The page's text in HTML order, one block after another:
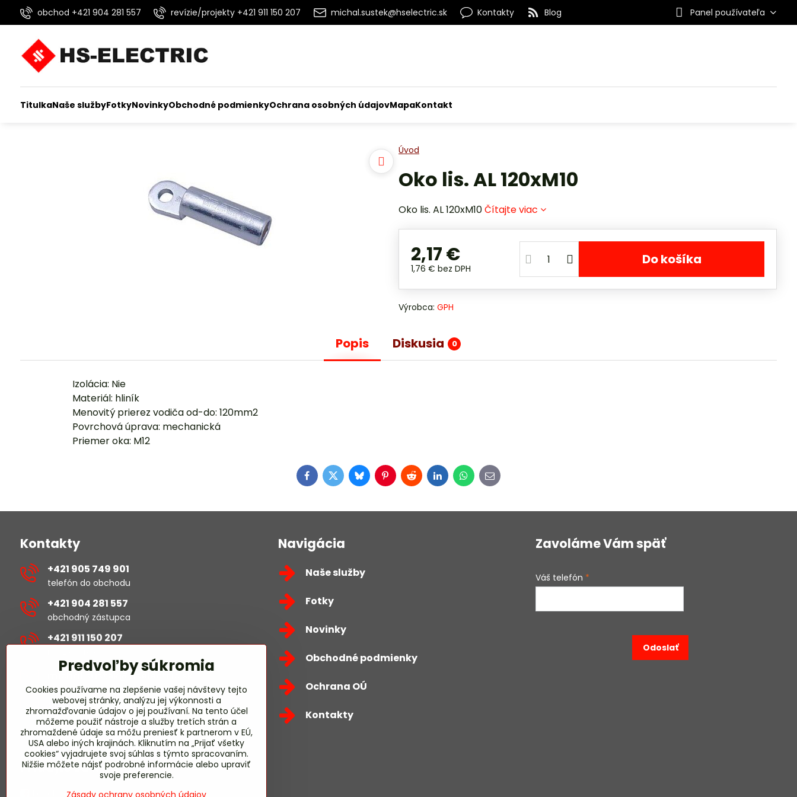
obchod +421 904 281 557 revízie/projekty +421 911 150 207 michal.sustek@hselectric.sk Kontakty Blog Panel používateľa
TitulkaNaše službyFotkyNovinkyObchodné podmienkyOchrana osobných údajovMapaKontakt
Úvod
Oko lis. AL 120xM10
Oko lis. AL 120xM10Čítajte viac
2,17 €
1,76 € bez DPH
Do košíka
Výrobca: GPH
Popis Diskusia 0
Izolácia: Nie
Materiál: hliník
Menovitý prierez vodiča od-do: 120mm2
Povrchová úprava: mechanická
Priemer oka: M12
Facebook
TwitterBlueskyPinterest
RedditLinkedInWhatsApp
E-
mail
Kontakty
+421 905 749 901
telefón do obchodu
+421 904 281 557
obchodný zástupca
+421 911 150 207
michal​.sustek​@hselectric​.sk
obchod​@hselectric​.sk
miroslav​.harmady​@hselectric​.sk
revízie/projekty
Pridajte sa k nám
Facebook HS-ELECTRIC
Navigácia
Naše služby
Fotky
Novinky
Obchodné podmienky
Ochrana OÚ
Kontakty
Zavoláme Vám späť
Váš telefón *
Odoslať
Predvoľby súkromia
Cookies používame na zlepšenie vašej návštevy tejto
webovej stránky, analýzu jej výkonnosti a
zhromažďovanie údajov o jej používaní. Na tento účel
môžeme použiť nástroje a služby tretích strán a
zhromaždené údaje sa môžu preniesť k partnerom v EÚ,
USA alebo iných krajinách. Kliknutím na „Prijať všetky
cookies“ vyjadrujete svoj súhlas s týmto spracovaním.
Nižšie môžete nájsť podrobné informácie alebo upraviť
svoje preferencie.
Zásady ochrany osobných údajov